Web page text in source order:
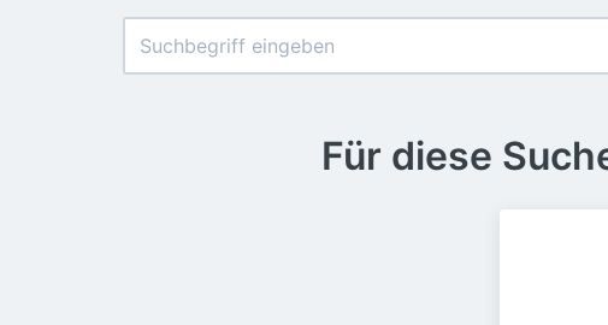
Für diese